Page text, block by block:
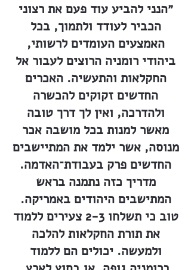
״הנני להביע עוד פעם את רצוני
הכביר לעודד ולתמוך, בכל
האמצעים העומדים לרשותי,
ביהודי רומניה הרוצים לעבור אל
החקלאות והתעשיה. האכרים
החדשים זקוקים להכשרה
ולהדרכה, ואין לך דרך טובה
מאשר למנות בכל מושבה אכר
מנוסה, אשר ילמד את המתיישבים
החדשים פרק בעבודת־האדמה.
מדריך כזה נתמנה בראש
המתישבים היהודים באמריקה.
טוב כי תשלחו 2-3 צעירים ללמוד
את תורת החקלאות להלכה
ולמעשה. יכולים הם ללמוד